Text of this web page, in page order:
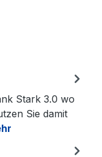
Stark 3.0 wo
Sie damit